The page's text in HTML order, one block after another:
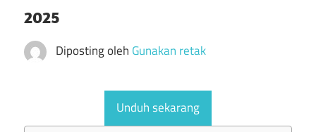
2025
Diposting oleh Gunakan retak
Unduh sekarang